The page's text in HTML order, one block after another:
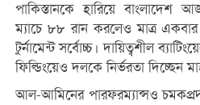
পাকিস্তানকে হারিয়ে বাংলাদেশ
ম্যাচে ৮৮ রান করলেও মাত্র
টুর্নামেন্ট সর্বোচ্চ। দায়িত্বশীল
ফিল্ডিংয়েও দলকে নির্ভরতা দিচ্ছেন
আল-আমিনের পারফরম্যান্সও